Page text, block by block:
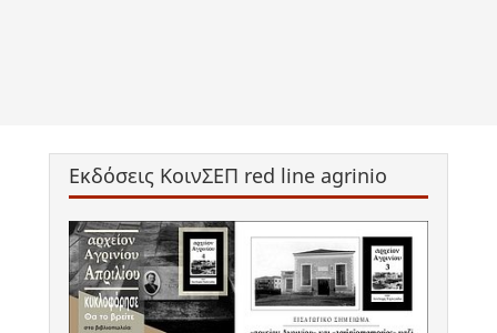
Εκδόσεις ΚοινΣΕΠ red line agrinio